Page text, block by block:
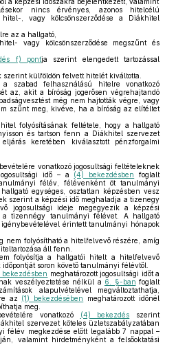
nincs érvényes, azonos hitelcélú
, vagy kölcsönszerződése a Diákhitel
az a hallgató,
vagy kölcsönszerződése megszűnt és
f) pontja szerint elengedett tartozással
szerint külföldön felvett hitelét kiváltotta.
szabad felhasználású hitelre vonatkozó
az, akit a bíróság jogerősen végrehajtandó
még nem hajtották végre, vagy
szűnt meg, kivéve, ha a bíróság az elítéltet
folyósításának feltétele, hogy a hallgató
és tartson fenn a Diákhitel szervezet
keretében kiválasztott pénzforgalmi
vonatkozó jogosultsági feltételeknek
idő – a (4) bekezdésben
foglalt
félév, félévenként öt tanulmányi
egységes, osztatlan képzésben vesz
szerint a képzési idő meghaladja a tizenegy
jogosultsági ideje megegyezik a képzési
tizennégy tanulmányi félévet. A hallgató
érintett tanulmányi hónapok
nem folyósítható a hitelfelvevő részére, amíg
áll fenn.
folyósítja a hallgatói hitelt a hitelfelvevő
soron követő tanulmányi félévtől.
bekezdésben meghatározott jogosultsági időt a
veszélyeztetése nélkül a 6. §-ban foglalt
alapulvételével megváltoztathatja,
az (1) bekezdésében
meghatározott időnél
meg.
vonatkozó (4) bekezdés szerint
szervezet köteles üzletszabályzatában
félév megkezdése előtt legalább 7 nappal –
valamint hirdetményként a felsőoktatási